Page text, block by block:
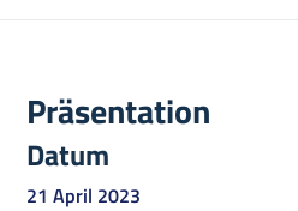
Präsentation
Datum
21 April 2023